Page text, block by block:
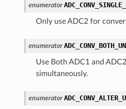
enumerator
Only use ADC2 for
enumerator
Use Both ADC1 and
simultaneously.
enumerator